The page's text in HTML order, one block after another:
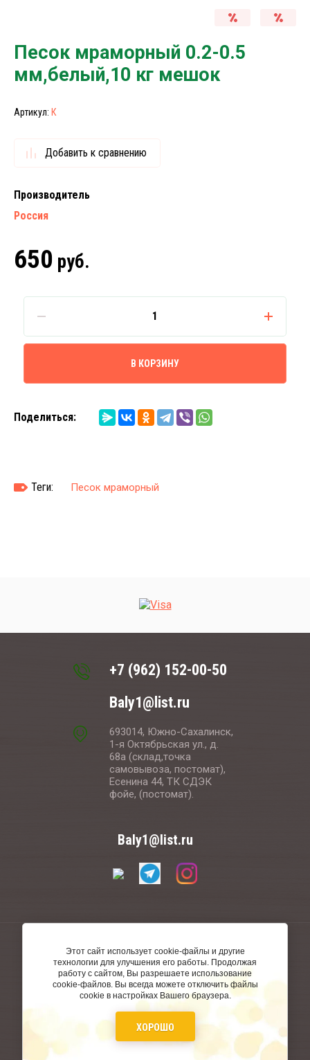
Теги: Песок мраморный
Песок мраморный 0.2-0.5
мм,белый,10 кг мешок
Артикул: К
Добавить к сравнению
Производитель
Россия
650 руб.
В КОРЗИНУ
Поделиться:
+7 (962) 152-00-50
Baly1@list.ru
693014, Южно-Сахалинск,
1-я Октябрьская ул., д.
68а (склад,точка
самовывоза, постомат),
Есенина 44, ТК СДЭК
фойе, (постомат).
Baly1@list.ru
© 2020 - 2026
создать интернет магазин в megagroup.ru
Этот сайт использует cookie-файлы и другие
технологии для улучшения его работы. Продолжая
работу с сайтом, Вы разрешаете использование
cookie-файлов. Вы всегда можете отключить файлы
cookie в настройках Вашего браузера.
ХОРОШО